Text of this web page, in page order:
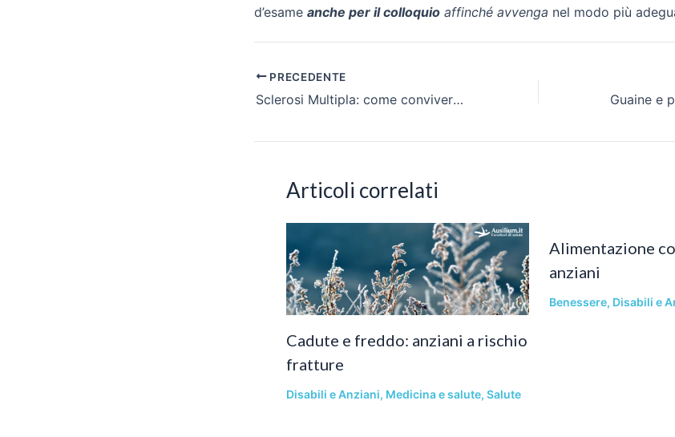
d’esame anche per il colloquio affinché avvenga nel modo più
Navigazione
articoli
PRECEDENTE
Sclerosi Multipla: come conviverci, come aiutarsi con ausili innovativi
Articoli correlati
Cadute e freddo: anziani a rischio
fratture
Disabili e Anziani, Medicina e salute, Salute
Alimentazione
anziani
Benessere, Disabili e